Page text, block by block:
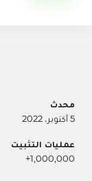
محدث
5 أكتوبر، 2022
عمليات التثبيت
1,000,000+